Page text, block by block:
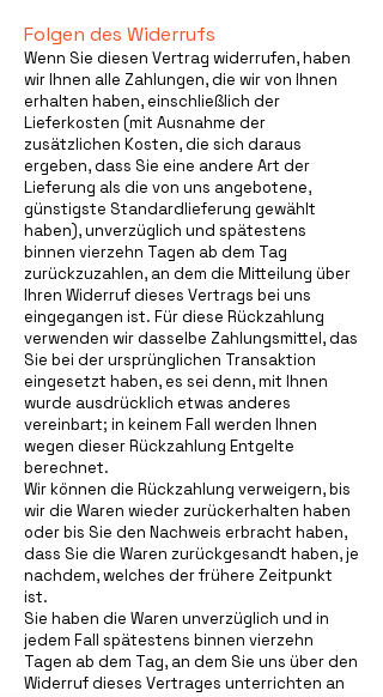
Folgen des Widerrufs
Wenn Sie diesen Vertrag widerrufen, haben
wir Ihnen alle Zahlungen, die wir von Ihnen
erhalten haben, einschließlich der
Lieferkosten (mit Ausnahme der
zusätzlichen Kosten, die sich daraus
ergeben, dass Sie eine andere Art der
Lieferung als die von uns angebotene,
günstigste Standardlieferung gewählt
haben), unverzüglich und spätestens
binnen vierzehn Tagen ab dem Tag
zurückzuzahlen, an dem die Mitteilung über
Ihren Widerruf dieses Vertrags bei uns
eingegangen ist. Für diese Rückzahlung
verwenden wir dasselbe Zahlungsmittel, das
Sie bei der ursprünglichen Transaktion
eingesetzt haben, es sei denn, mit Ihnen
wurde ausdrücklich etwas anderes
vereinbart; in keinem Fall werden Ihnen
wegen dieser Rückzahlung Entgelte
berechnet.
Wir können die Rückzahlung verweigern, bis
wir die Waren wieder zurückerhalten haben
oder bis Sie den Nachweis erbracht haben,
dass Sie die Waren zurückgesandt haben, je
nachdem, welches der frühere Zeitpunkt
ist.
Sie haben die Waren unverzüglich und in
jedem Fall spätestens binnen vierzehn
Tagen ab dem Tag, an dem Sie uns über den
Widerruf dieses Vertrages unterrichten an